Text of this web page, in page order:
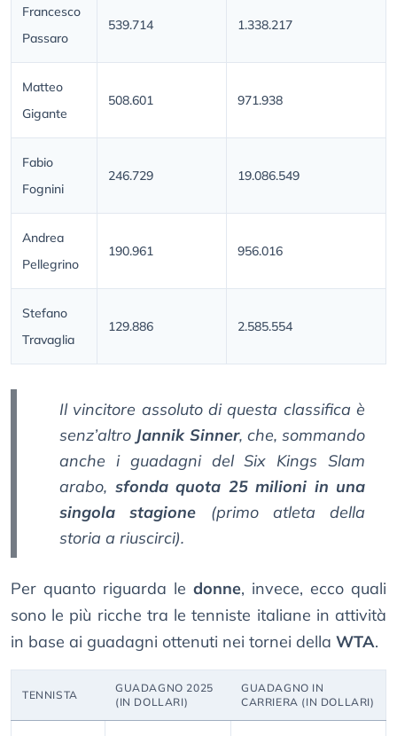
Francesco
Passaro
539.714 1.338.217
Matteo
Gigante
508.601 971.938
Fabio
Fognini
246.729 19.086.549
Andrea
Pellegrino
190.961 956.016
Stefano
Travaglia
129.886 2.585.554
Il vincitore assoluto di questa classifica è
senz’altro Jannik Sinner, che, sommando
anche i guadagni del Six Kings Slam
arabo, sfonda quota 25 milioni in una
singola stagione (primo atleta della
storia a riuscirci).
Per quanto riguarda le donne, invece, ecco quali
sono le più ricche tra le tenniste italiane in attività
in base ai guadagni ottenuti nei tornei della WTA.
TENNISTA
GUADAGNO 2025
(IN DOLLARI)
GUADAGNO IN
CARRIERA (IN DOLLARI)